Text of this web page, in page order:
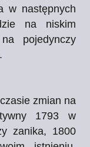
w następnych
na niskim
pojedynczy
zmian na
1793 w
zanika, 1800